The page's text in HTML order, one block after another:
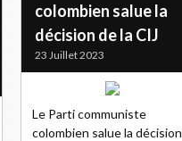
colombien salue la
décision de la CIJ
23 Juillet 2023
Le Parti communiste
colombien salue la décision